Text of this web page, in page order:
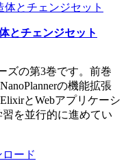
とチェンジセット
ズの第3巻です。前巻
の機能拡張
とWebアプリケーシ
習を並行的に進めてい
ード